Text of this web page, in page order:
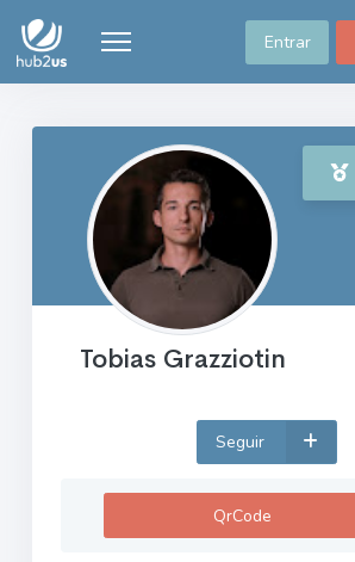
Entrar
Tobias Grazziotin
Seguir
QrCode